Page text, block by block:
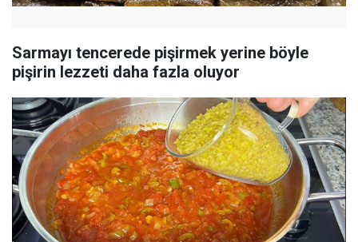
Sarmayı tencerede pişirmek yerine böyle
pişirin lezzeti daha fazla oluyor